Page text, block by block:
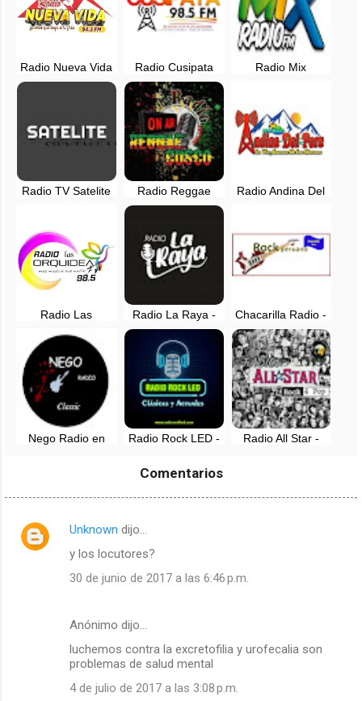
Radio Nueva Vida
94.3 FM en vivo -
Radio Cusipata
98.5 fm en vivo -
Quispicanchi,
Cusco
Radio Mix
Cusco, Perú
Radio TV Satelite
Radio Reggae
Cusco en vivo
Radio Andina Del
Cusco, Peru
Radio Las
FM en vivo -
Urubamba, Cusco
Radio La Raya -
Sullana
Chacarilla Radio -
Nuevo Chimbote,
Ancash
Nego Radio en
Radio Rock LED -
Radio All Star -
Comentarios
C
Unknown dijo…
y los locutores?
30 de junio de 2017 a las 6:46 p.m.
Anónimo dijo…
luchemos contra la excretofilia y urofecalia son
problemas de salud mental
4 de julio de 2017 a las 3:08 p.m.